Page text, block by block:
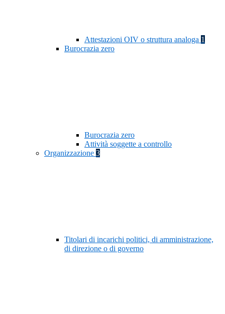
Attestazioni OIV o struttura analoga 1
Burocrazia zero
Burocrazia zero
Attività soggette a controllo
Organizzazione 3
Titolari di incarichi politici, di amministrazione,
di direzione o di governo